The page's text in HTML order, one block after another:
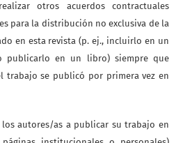
otros acuerdos contractuales
para la distribución no exclusiva de la
en esta revista (p. ej., incluirlo en un
publicarlo en un libro) siempre que
trabajo se publicó por primera vez en
autores/as a publicar su trabajo en